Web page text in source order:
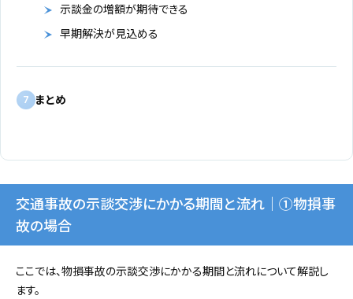
示談金の増額が期待できる
早期解決が見込める
7 まとめ
交通事故の示談交渉にかかる期間と流れ｜①物損事
故の場合
ここでは、物損事故の示談交渉にかかる期間と流れについて解説し
ます。